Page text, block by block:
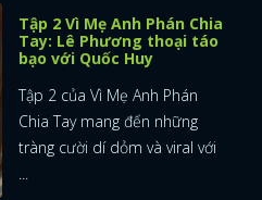
Tập 2 Vì Mẹ Anh Phán Chia
Tay: Lê Phương thoại táo
bạo với Quốc Huy
Tập 2 của Vì Mẹ Anh Phán
Chia Tay mang đến những
tràng cười dí dỏm và viral với